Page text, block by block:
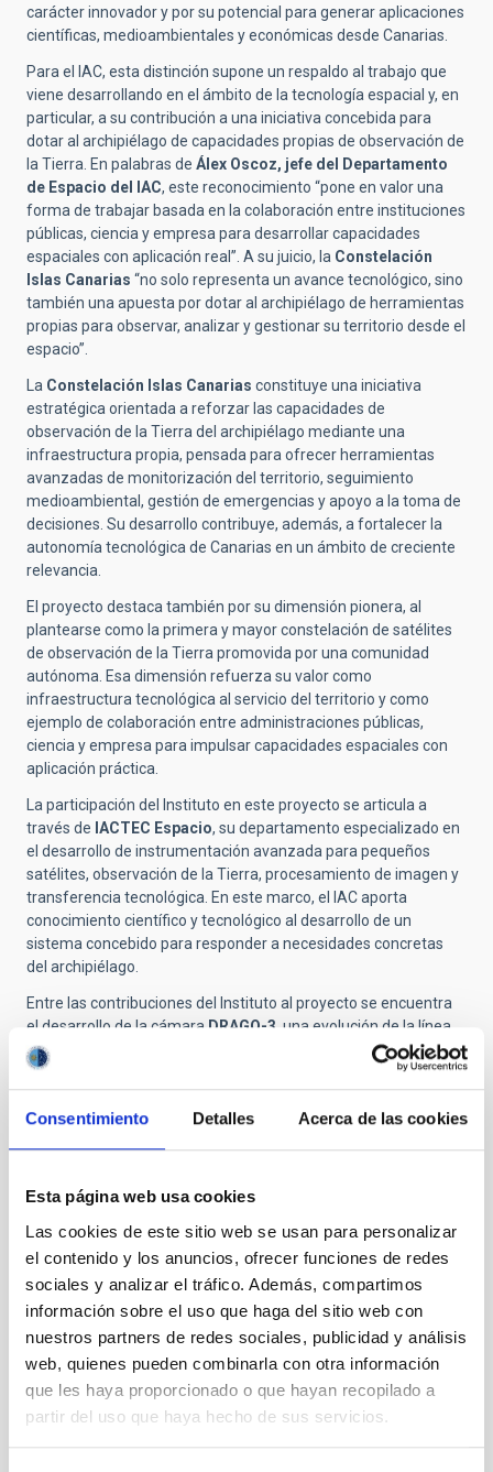
Consentimiento Detalles Acerca de las cookies
Esta página web usa cookies
Las cookies de este sitio web se usan para personalizar
el contenido y los anuncios, ofrecer funciones de redes
sociales y analizar el tráfico. Además, compartimos
información sobre el uso que haga del sitio web con
nuestros partners de redes sociales, publicidad y análisis
web, quienes pueden combinarla con otra información
que les haya proporcionado o que hayan recopilado a
partir del uso que haya hecho de sus servicios.
carácter innovador y por su potencial para generar aplicaciones
científicas, medioambientales y económicas desde Canarias.
Para el IAC, esta distinción supone un respaldo al trabajo que
viene desarrollando en el ámbito de la tecnología espacial y, en
particular, a su contribución a una iniciativa concebida para
dotar al archipiélago de capacidades propias de observación de
la Tierra. En palabras de Álex Oscoz, jefe del Departamento
de Espacio del IAC, este reconocimiento “pone en valor una
forma de trabajar basada en la colaboración entre instituciones
públicas, ciencia y empresa para desarrollar capacidades
espaciales con aplicación real”. A su juicio, la Constelación
Islas Canarias “no solo representa un avance tecnológico, sino
también una apuesta por dotar al archipiélago de herramientas
propias para observar, analizar y gestionar su territorio desde el
espacio”.
La Constelación Islas Canarias constituye una iniciativa
estratégica orientada a reforzar las capacidades de
observación de la Tierra del archipiélago mediante una
infraestructura propia, pensada para ofrecer herramientas
avanzadas de monitorización del territorio, seguimiento
medioambiental, gestión de emergencias y apoyo a la toma de
decisiones. Su desarrollo contribuye, además, a fortalecer la
autonomía tecnológica de Canarias en un ámbito de creciente
relevancia.
El proyecto destaca también por su dimensión pionera, al
plantearse como la primera y mayor constelación de satélites
de observación de la Tierra promovida por una comunidad
autónoma. Esa dimensión refuerza su valor como
infraestructura tecnológica al servicio del territorio y como
ejemplo de colaboración entre administraciones públicas,
ciencia y empresa para impulsar capacidades espaciales con
aplicación práctica.
La participación del Instituto en este proyecto se articula a
través de IACTEC Espacio, su departamento especializado en
el desarrollo de instrumentación avanzada para pequeños
satélites, observación de la Tierra, procesamiento de imagen y
transferencia tecnológica. En este marco, el IAC aporta
conocimiento científico y tecnológico al desarrollo de un
sistema concebido para responder a necesidades concretas
del archipiélago.
Entre las contribuciones del Instituto al proyecto se encuentra
el desarrollo de la cámara DRAGO-3 , una evolución de la línea
de instrumentación espacial DRAGO, diseñada para operar en
el rango
o infrarrojo de onda corta. Este tipo de tecnología
permite captar información no visible para el ojo humano y
resulta especialmente útil en aplicaciones como la detección de
Este reconocimiento llega en un momento en el que el IAC
continúa consolidando sus capacidades en el ámbito espacial,
reforzando su actividad en pequeños satélites,
instrumentación de observación de la Tierra y tratamiento de
datos. En este contexto, Oscoz subraya que el premio
“refuerza además el trabajo que se viene desarrollando desde
el IAC en instrumentación espacial y observación de la Tierra, y
confirma que desde Canarias es posible impulsar proyectos
con proyección tecnológica, científica y también operativa”.
La distinción concedida porActualidad Económicarefuerza la
visibilidad de laConstelación Islas Canariascomo una